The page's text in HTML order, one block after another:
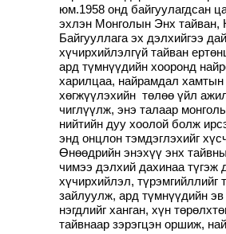
юм.1958 онд байгуулагдсан
эхлэн Монголын Энх
Байгууллага эх дэлхийгээ
хүчирхийлэлгүй тайван
ард түмнүүдийн хооронд
харилцаа, найрамдал хамтын
хөгжүүлэхийн төлөө үйл
чиглүүлж, энэ талаар
нийтийн дуу хоолой болж
энд онцлон тэмдэглэхийг
Өнөөдрийн энэхүү энх
чимээ дэлхий дахинаа түгэж
хүчирхийлэл, түрэмгийллийг
зайлуулж, ард түмнүүдийн
нэгдлийг ханган, хүн
тайвнаар зэрэгцэн оршиж,